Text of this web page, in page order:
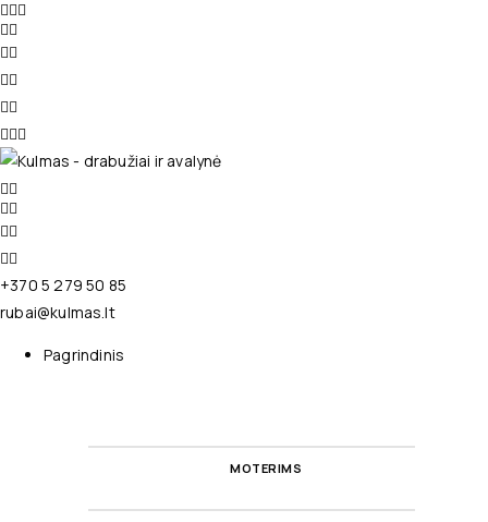
+370 5 279 50 85
rubai@kulmas.lt
Pagrindinis
MOTERIMS